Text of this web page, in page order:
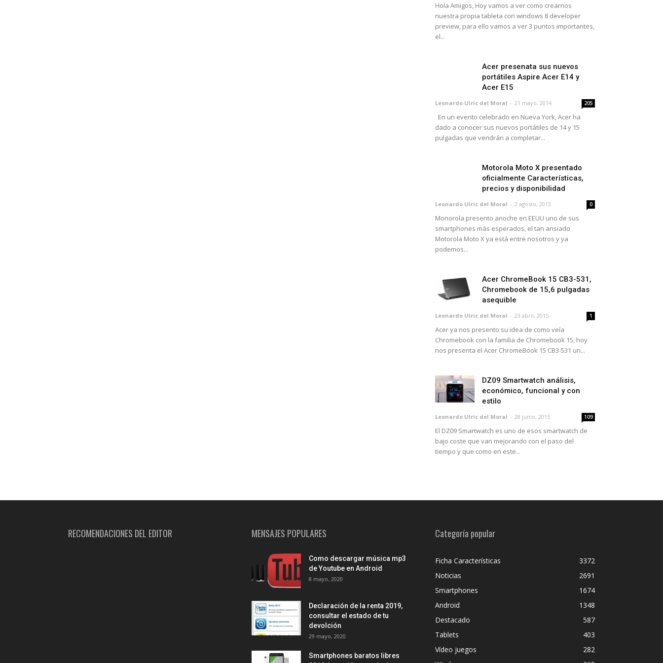
Hola Amigos, Hoy vamos a ver como crearnos
nuestra propia tableta con windows 8 developer
preview, para ello vamos a ver 3 puntos importantes,
el...
Acer presenata sus nuevos
portátiles Aspire Acer E14 y
Acer E15
Leonardo Ulric del Moral - 21 mayo, 2014 205
En un evento celebrado en Nueva York, Acer ha
dado a conocer sus nuevos portátiles de 14 y 15
pulgadas que vendrán a completar...
Motorola Moto X presentado
oficialmente Características,
precios y disponibilidad
Leonardo Ulric del Moral - 2 agosto, 2013 0
Monorola presento anoche en EEUU uno de sus
smartphones más esperados, el tan ansiado
Motorola Moto X ya está entre nosotros y ya
podemos...
Acer ChromeBook 15 CB3-531,
Chromebook de 15,6 pulgadas
asequible
Leonardo Ulric del Moral - 23 abril, 2015 1
Acer ya nos presento su idea de como veía
Chromebook con la familia de Chromebook 15, hoy
nos presenta el Acer ChromeBook 15 CB3-531 un...
DZ09 Smartwatch análisis,
económico, funcional y con
estilo
Leonardo Ulric del Moral - 28 junio, 2015 109
El DZ09 Smartwatch es uno de esos smartwatch de
bajo coste que van mejorando con el paso del
tiempo y que como en este...
RECOMENDACIONES DEL EDITOR MENSAJES POPULARES
Como descargar música mp3
de Youtube en Android
8 mayo, 2020
Declaración de la renta 2019,
consultar el estado de tu
devolción
29 mayo, 2020
Smartphones baratos libres
Categoría popular
Ficha Características
3372
Noticias
2691
Smartphones
1674
Android
1348
Destacado
587
Tablets
403
Vídeo juegos
282